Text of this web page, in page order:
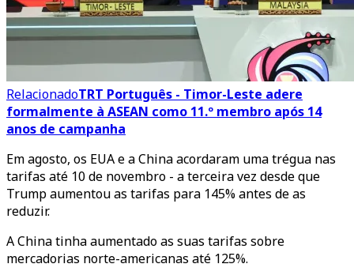
RelacionadoTRT Português - Timor-Leste adere
formalmente à ASEAN como 11.º membro após 14
anos de campanha
Em agosto, os EUA e a China acordaram uma trégua nas
tarifas até 10 de novembro - a terceira vez desde que
Trump aumentou as tarifas para 145% antes de as
reduzir.
A China tinha aumentado as suas tarifas sobre
mercadorias norte-americanas até 125%.